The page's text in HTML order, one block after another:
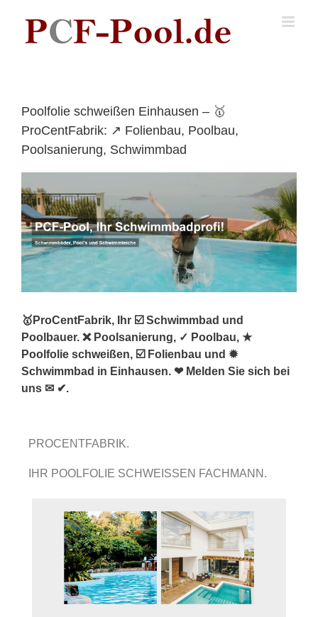
content
Poolfolie schweißen Einhausen – 🥇
ProCentFabrik: ↗️ Folienbau, Poolbau,
Poolsanierung, Schwimmbad
🥇ProCentFabrik, Ihr ☑️ Schwimmbad und
Poolbauer. ❌ Poolsanierung, ✓ Poolbau, ★
Poolfolie schweißen, ☑️ Folienbau und ✹
Schwimmbad in Einhausen. ❤ Melden Sie sich bei
uns ✉ ✔.
PROCENTFABRIK.
IHR POOLFOLIE SCHWEISSEN FACHMANN.